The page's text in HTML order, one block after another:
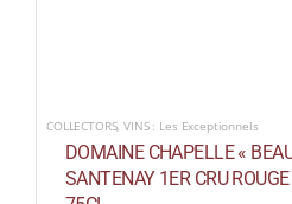
COLLECTORS,VINS : Les Exceptionnels
DOMAINE CHAPELLE «
SANTENAY 1ER CRU